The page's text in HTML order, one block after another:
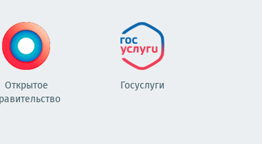
Открытое
Госуслуги